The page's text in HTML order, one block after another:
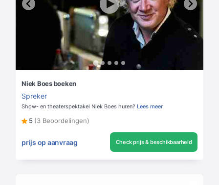
Niek Boes boeken
Spreker
Show- en theaterspektakel Niek Boes huren? Lees meer
5 (3 Beoordelingen)
prijs op aanvraag Check prijs & beschikbaarheid